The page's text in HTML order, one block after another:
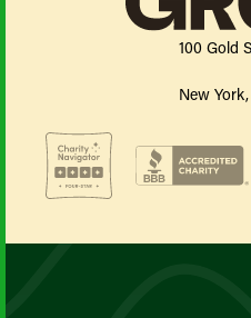
100 Gold
New